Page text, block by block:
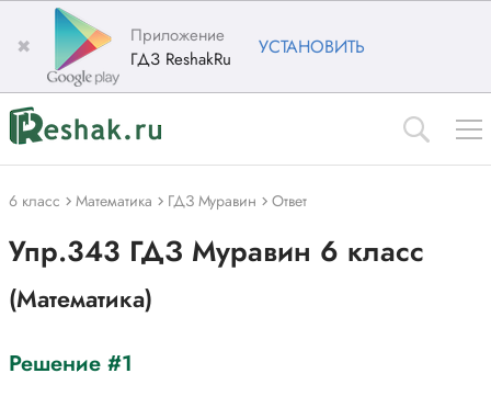
✖
Приложение
ГДЗ ReshakRu
УСТАНОВИТЬ
6 класс Математика ГДЗ Муравин Ответ
Упр.343 ГДЗ Муравин 6 класс
(Математика)
Решение #1